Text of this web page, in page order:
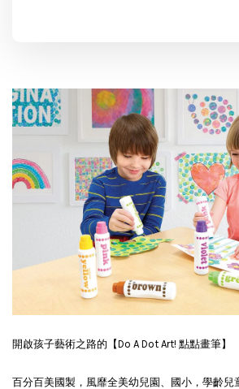
開啟孩子藝術之路的【Do A Dot Art! 點點畫筆】
百分百美國製，風靡全美幼兒園、國小，學齡兒